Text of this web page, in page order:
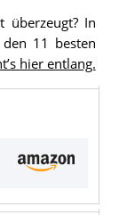
überzeugt? In
den 11 besten
hier entlang.